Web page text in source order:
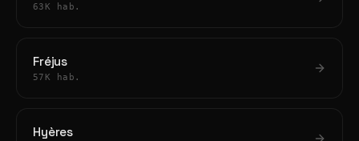
63K hab.
Fréjus
57K hab.
Hyères